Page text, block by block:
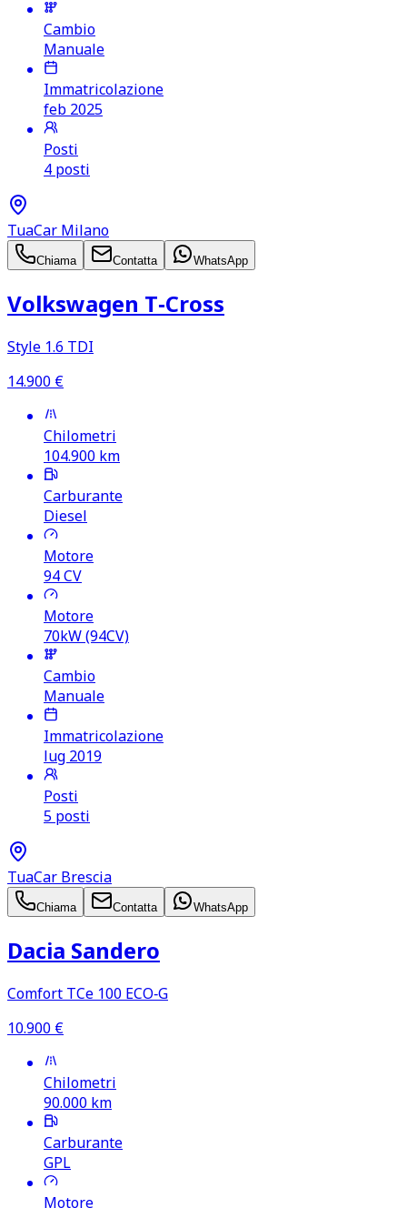
Cambio
Manuale
Immatricolazione
feb 2025
Posti
4 posti
TuaCar Milano
Chiama Contatta WhatsApp
Volkswagen T‑Cross
Style 1.6 TDI
14.900 €
Chilometri
104.900 km
Carburante
Diesel
Motore
94CV
Motore
70kW (94CV)
Cambio
Manuale
Immatricolazione
lug 2019
Posti
5 posti
TuaCar Brescia
Chiama Contatta WhatsApp
Dacia Sandero
Comfort TCe 100 ECO‑G
10.900 €
Chilometri
90.000 km
Carburante
GPL
Motore